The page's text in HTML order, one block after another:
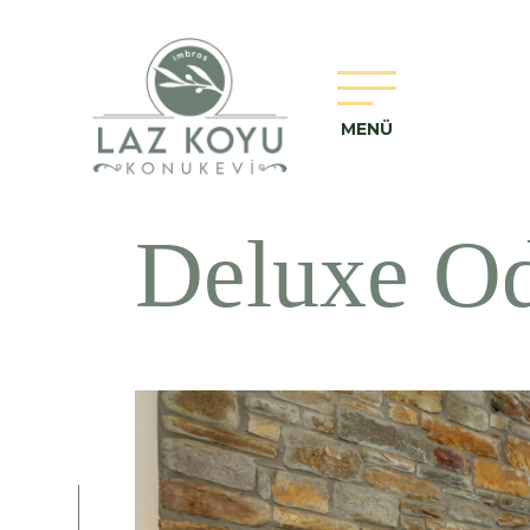
MENÜ
Deluxe